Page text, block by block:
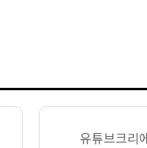
유튜브크리